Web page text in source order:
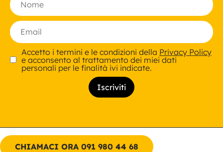
Accetto i termini e le condizioni della Privacy Policy
e acconsento al trattamento dei miei dati
personali per le finalità ivi indicate.
CHIAMACI ORA 091 980 44 68